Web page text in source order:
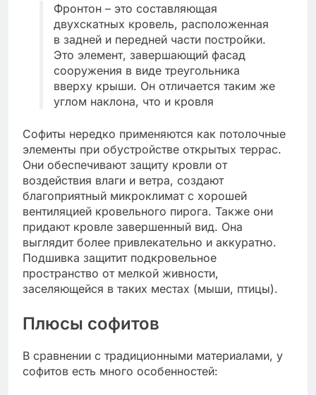
Фронтон – это составляющая
двухскатных кровель, расположенная
в задней и передней части постройки.
Это элемент, завершающий фасад
сооружения в виде треугольника
вверху крыши. Он отличается таким же
углом наклона, что и кровля
Софиты нередко применяются как потолочные
элементы при обустройстве открытых террас.
Они обеспечивают защиту кровли от
воздействия влаги и ветра, создают
благоприятный микроклимат с хорошей
вентиляцией кровельного пирога. Также они
придают кровле завершенный вид. Она
выглядит более привлекательно и аккуратно.
Подшивка защитит подкровельное
пространство от мелкой живности,
заселяющейся в таких местах (мыши, птицы).
Плюсы софитов
В сравнении с традиционными материалами, у
софитов есть много особенностей: